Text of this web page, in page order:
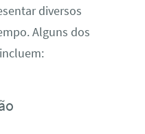
diversos
Alguns dos